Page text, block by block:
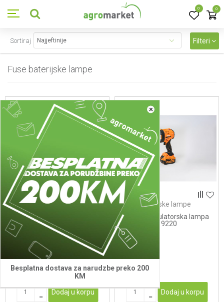
0 0
×
Besplatna dostava za narudzbe preko 200
KM
Fuse baterijske lampe
Sortiraj Filteri
Fuse baterijske lampe
Fuse akumulatorski USB
punjac za mobilni telefon
VLN 9920
27,00
Dodaj u korpu
Fuse baterijske lampe
FUSE akumulatorska lampa
Villager VLN 9220
99,50
Dodaj u korpu